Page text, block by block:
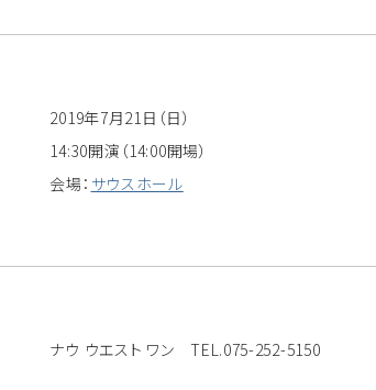
2019年7月21日（日）
14:30開演（14:00開場）
会場： サウスホール
ナウ ウエスト ワン TEL.075-252-5150